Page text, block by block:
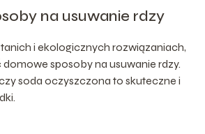
na usuwanie rdzy
i ekologicznych rozwiązaniach,
sposoby na usuwanie rdzy.
soda oczyszczona to skuteczne i